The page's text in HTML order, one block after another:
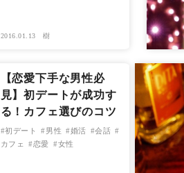
2016.01.13 樹
【恋愛下手な男性必
見】初デートが成功す
る！カフェ選びのコツ
初デート 男性 婚活
会話
カフェ
恋愛 女性